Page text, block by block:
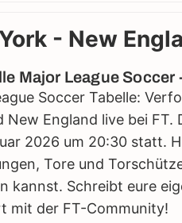
- New
Major League
Soccer Tabelle:
New England live bei FT.
2026 um 20:30 statt.
Tore und
kannst. Schreibt eure
mit der FT-Community!